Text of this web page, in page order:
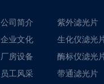
公司简介
企业文化
厂房设备
员工风采
紫外滤光片
生化仪滤光
酶标仪滤光
带通滤光片